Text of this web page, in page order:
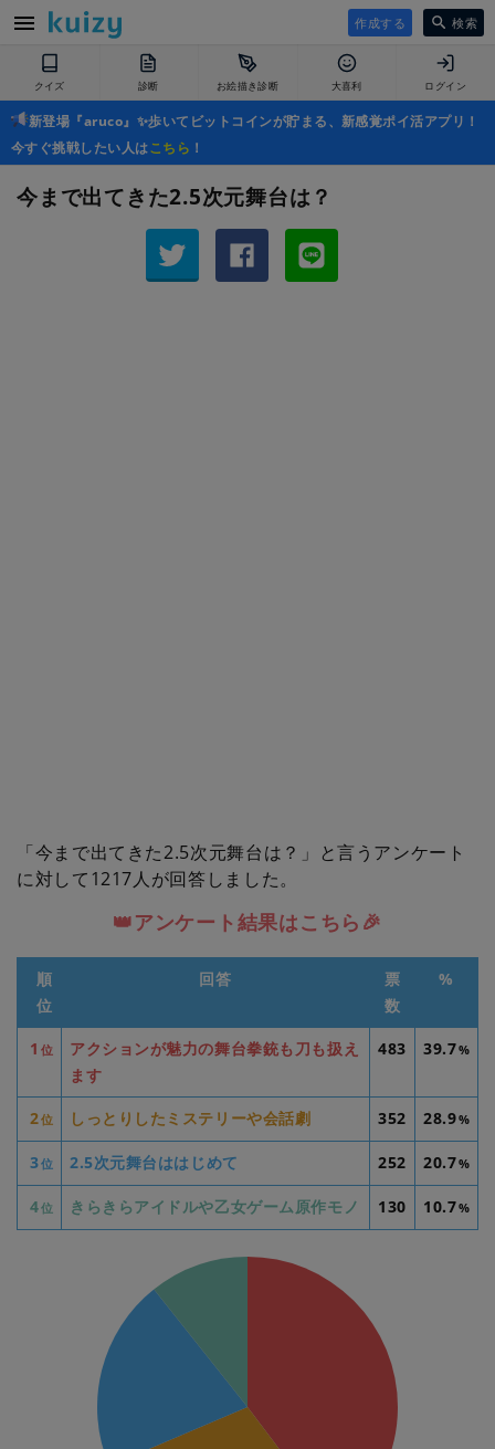
作成する 検索
クイズ 診断 お絵描き診断 大喜利 ログイン
新登場『aruco』✨歩いてビットコインが貯まる、新感覚ポイ活アプリ！
今すぐ挑戦したい人はこちら ！
今まで出てきた2.5次元舞台は？
「今まで出てきた2.5次元舞台は？」と言うアンケート
に対して1217人が回答しました。
👑アンケート結果はこちら🎉
順
位
回答
票
数
%
1 位
アクションが魅力の舞台拳銃も刀も扱え
ます
483 39.7%
2位 しっとりしたミステリーや会話劇 352 28.9%
3位 2.5次元舞台ははじめて 252 20.7%
4位 きらきらアイドルや乙女ゲーム原作モノ 130 10.7%